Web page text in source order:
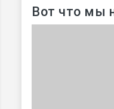
Вот что мы